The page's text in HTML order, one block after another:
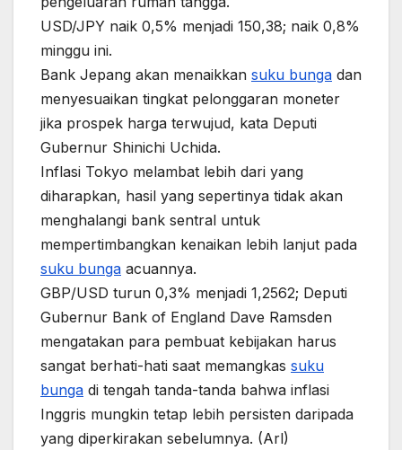
USD/JPY naik 0,5% menjadi 150,38; naik 0,8%
minggu ini.
Bank Jepang akan menaikkan suku bunga dan
menyesuaikan tingkat pelonggaran moneter
jika prospek harga terwujud, kata Deputi
Gubernur Shinichi Uchida.
Inflasi Tokyo melambat lebih dari yang
diharapkan, hasil yang sepertinya tidak akan
menghalangi bank sentral untuk
mempertimbangkan kenaikan lebih lanjut pada
suku bunga acuannya.
GBP/USD turun 0,3% menjadi 1,2562; Deputi
Gubernur Bank of England Dave Ramsden
mengatakan para pembuat kebijakan harus
sangat berhati-hati saat memangkas suku
bunga di tengah tanda-tanda bahwa inflasi
Inggris mungkin tetap lebih persisten daripada
yang diperkirakan sebelumnya. (Arl)